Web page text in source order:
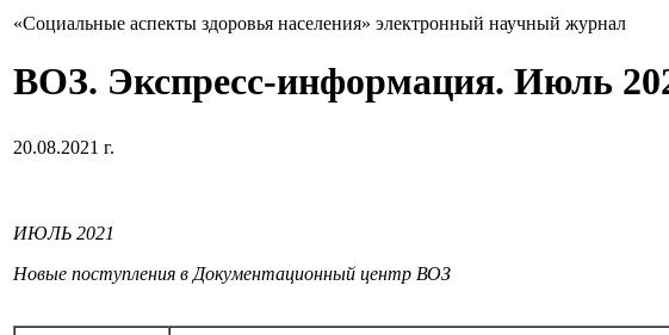
«Социальные аспекты здоровья населения» электронный научный журнал
ВОЗ. Экспресс-информация. Июль
20.08.2021 г.
ИЮЛЬ 2021
Новые поступления в Документационный центр ВОЗ